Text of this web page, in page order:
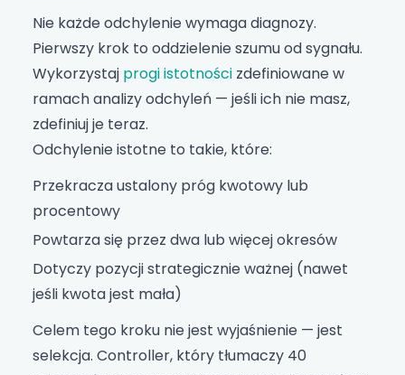
Nie każde odchylenie wymaga diagnozy.
Pierwszy krok to oddzielenie szumu od sygnału.
Wykorzystaj progi istotności zdefiniowane w
ramach analizy odchyleń — jeśli ich nie masz,
zdefiniuj je teraz.
Odchylenie istotne to takie, które:
Przekracza ustalony próg kwotowy lub
procentowy
Powtarza się przez dwa lub więcej okresów
Dotyczy pozycji strategicznie ważnej (nawet
jeśli kwota jest mała)
Celem tego kroku nie jest wyjaśnienie — jest
selekcja. Controller, który tłumaczy 40